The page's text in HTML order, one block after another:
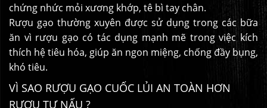
chứng nhức mỏi xương khớp, tê bì tay chân.
Rượu gạo thường xuyên được sử dụng trong các bữa
ăn vì rượu gạo có tác dụng mạnh mẽ trong việc kích
thích hệ tiêu hóa, giúp ăn ngon miệng, chống đầy bụng,
khó tiêu.
VÌ SAO RƯỢU GẠO CUỐC LỦI AN TOÀN HƠN
RƯỢU TỰ NẤU ?